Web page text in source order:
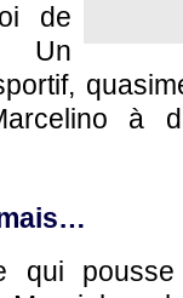
de
Un
à
qui